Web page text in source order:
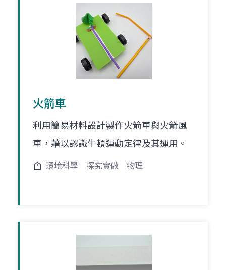
火箭車
利用簡易材料設計製作火箭車與火箭風
車，藉以認識牛頓運動定律及其運用。
環境科學 探究實做 物理